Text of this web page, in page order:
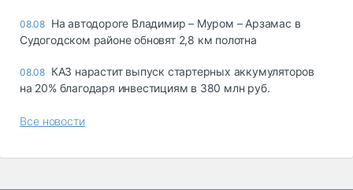
08.08 На автодороге Владимир – Муром – Арзамас в
Судогодском районе обновят 2,8 км полотна
08.08 КАЗ нарастит выпуск стартерных аккумуляторов
на 20% благодаря инвестициям в 380 млн руб.
Все новости